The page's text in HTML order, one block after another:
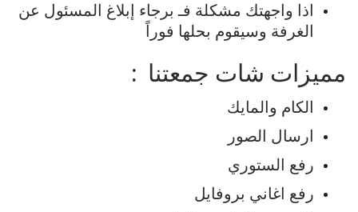
اذا واجهتك مشكلة فـ برجاء إبلاغ المسئول عن
الغرفة وسيقوم بحلها فوراً
مميزات شات جمعتنا :
الكام والمايك
ارسال الصور
رفع الستوري
رفع اغاني بروفايل